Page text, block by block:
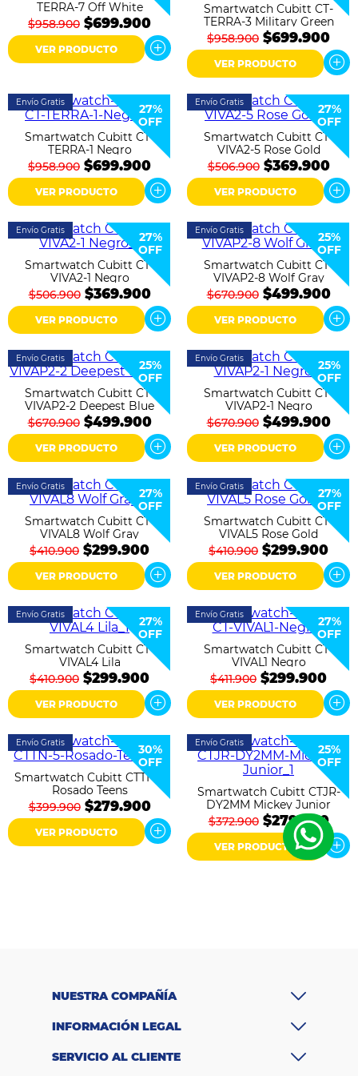
TERRA-7 Off White
$958.900 $699.900
VER PRODUCTO
Smartwatch Cubitt CT-
TERRA-3 Military Green
$958.900 $699.900
VER PRODUCTO
Envío Gratis
27%
OFF
Smartwatch Cubitt CT-
TERRA-1 Negro
$958.900 $699.900
VER PRODUCTO
Envío Gratis
27%
OFF
Smartwatch Cubitt CT-
VIVA2-5 Rose Gold
$506.900 $369.900
VER PRODUCTO
Envío Gratis
27%
OFF
Smartwatch Cubitt CT-
VIVA2-1 Negro
$506.900 $369.900
VER PRODUCTO
Envío Gratis
25%
OFF
Smartwatch Cubitt CT-
VIVAP2-8 Wolf Gray
$670.900 $499.900
VER PRODUCTO
Envío Gratis
25%
OFF
Smartwatch Cubitt CT-
VIVAP2-2 Deepest Blue
$670.900 $499.900
VER PRODUCTO
Envío Gratis
25%
OFF
Smartwatch Cubitt CT-
VIVAP2-1 Negro
$670.900 $499.900
VER PRODUCTO
Envío Gratis
27%
OFF
Smartwatch Cubitt CT-
VIVAL8 Wolf Gray
$410.900 $299.900
VER PRODUCTO
Envío Gratis
27%
OFF
Smartwatch Cubitt CT-
VIVAL5 Rose Gold
$410.900 $299.900
VER PRODUCTO
Envío Gratis
27%
OFF
Smartwatch Cubitt CT-
VIVAL4 Lila
$410.900 $299.900
VER PRODUCTO
Envío Gratis
27%
OFF
Smartwatch Cubitt CT-
VIVAL1 Negro
$411.900 $299.900
VER PRODUCTO
Envío Gratis
30%
OFF
Smartwatch Cubitt CTTN-5
Rosado Teens
$399.900 $279.900
VER PRODUCTO
Envío Gratis
25%
OFF
Smartwatch Cubitt CTJR-
DY2MM Mickey Junior
$372.900 $279.900
VER PRODUCTO
NUESTRA COMPAÑÍA
INFORMACIÓN LEGAL
SERVICIO AL CLIENTE